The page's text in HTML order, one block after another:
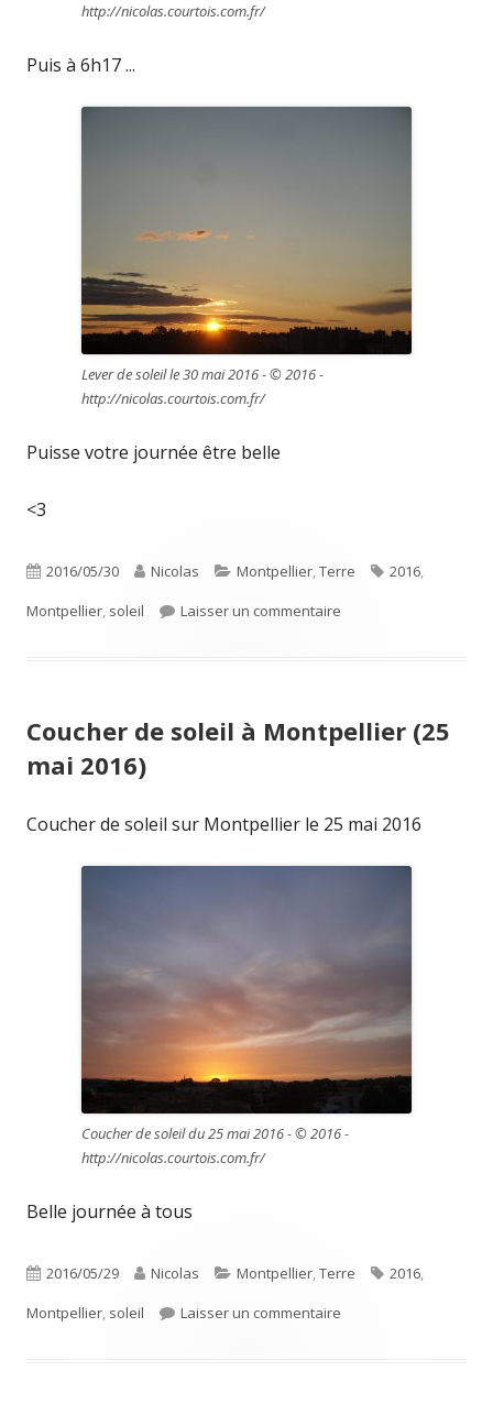
http://nicolas.courtois.com.fr/
Puis à 6h17 ...
Lever de soleil le 30 mai 2016 - © 2016 -
http://nicolas.courtois.com.fr/
Puisse votre journée être belle
<3
Publié
le
2016/05/30 Auteur
Nicolas Catégories
Montpellier,Terre Étiquettes
2016,
Montpellier, soleil Laisser un commentaire
Coucher de soleil à Montpellier (25
mai 2016)
Coucher de soleil sur Montpellier le 25 mai 2016
Coucher de soleil du 25 mai 2016 - © 2016 -
http://nicolas.courtois.com.fr/
Belle journée à tous
Publié
le
2016/05/29 Auteur
Nicolas Catégories
Montpellier,Terre Étiquettes
2016,
Montpellier, soleil Laisser un commentaire